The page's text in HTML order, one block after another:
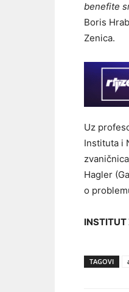
benefite
Boris
Zenica.
Uz
Instituta i
Hagler
o
INSTITUT
TAGOVI